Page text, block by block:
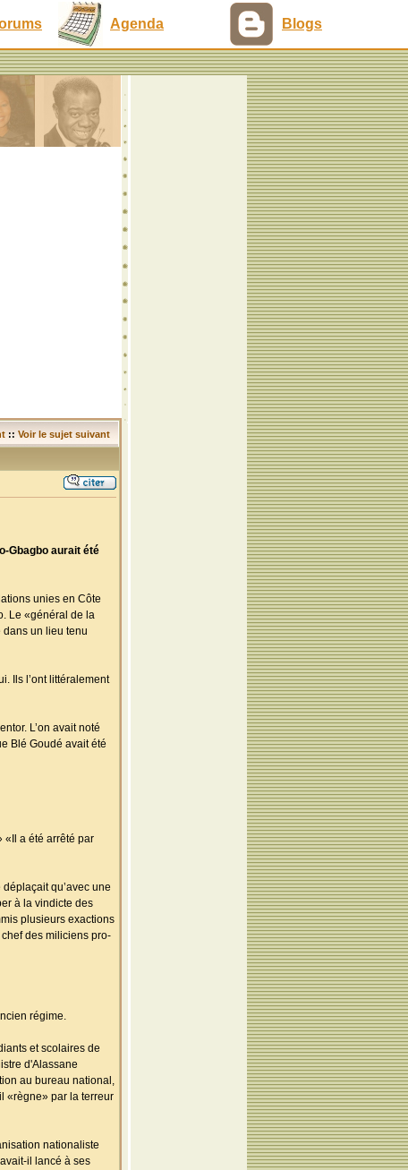
Agenda Blogs
:: Voir le sujet suivant
Gbagbo aurait été
unies en Côte
Le «général de la
dans un lieu tenu
Ils l’ont littéralement
L’on avait noté
Blé Goudé avait été
«Il a été arrêté par
qu’avec une
à la vindicte des
plusieurs exactions
des miliciens pro-
régime.
et scolaires de
d'Alassane
au bureau national,
«règne» par la terreur
nationaliste
il lancé à ses